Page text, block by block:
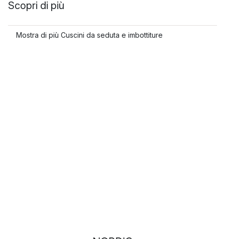
Scopri di più
Mostra di più Cuscini da seduta e imbottiture